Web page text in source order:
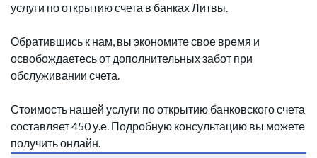
услуги по открытию счета в банках Литвы.
Обратившись к нам, вы экономите свое время и
освобождаетесь от дополнительных забот при
обслуживании счета.
Стоимость нашей услуги по открытию банковского счета
составляет 450 у.е. Подробную консультацию вы можете
получить онлайн.